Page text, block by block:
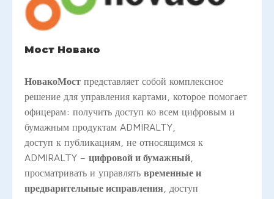
Мост Новако
НовакоМост представляет собой комплексное
решение для управления картами, которое помогает
офицерам: получить доступ ко всем цифровым и
бумажным продуктам ADMIRALTY,
доступ к публикациям, не относящимся к
ADMIRALTY – цифровой и бумажный
просматривать и управлять временные и
предварительные исправления , доступ